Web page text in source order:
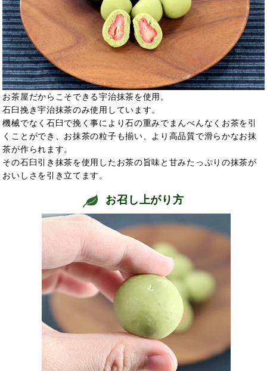
お茶屋だからこそできる宇治抹茶を使用。
石臼挽き宇治抹茶のみ使用しています。
機械でなく石臼で挽く事により石の重みでまんべんなくお茶を引
くことができ、お抹茶の粒子も揃い、より高品質で滑らかなお抹
茶が作られます。
その石臼引き抹茶を使用したお茶の旨味と甘みたっぷりの抹茶が
おいしさを引き立てます。
お召し上がり方